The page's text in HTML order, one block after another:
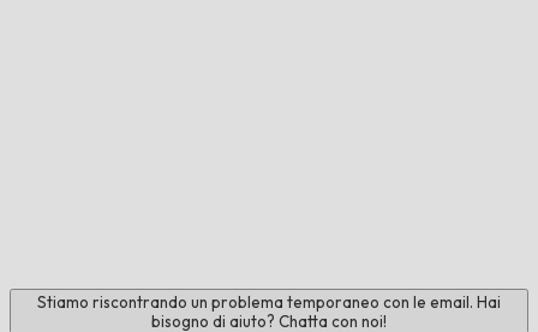
Stiamo riscontrando un problema temporaneo con le email. Hai
bisogno di aiuto? Chatta con noi!